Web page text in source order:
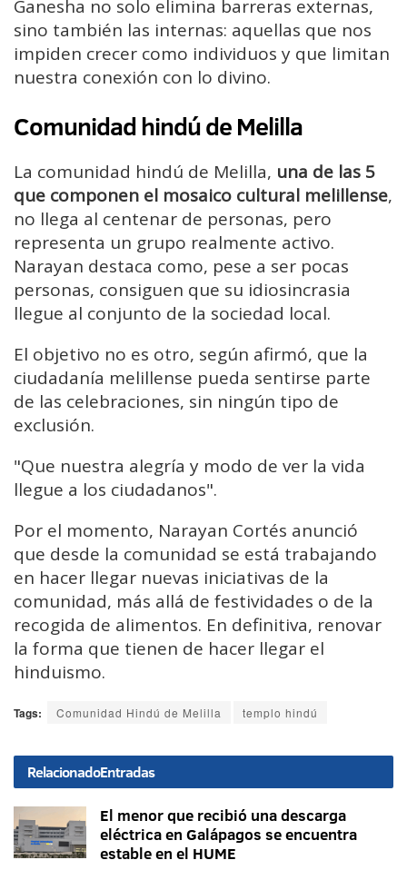
Ganesha no solo elimina barreras externas,
sino también las internas: aquellas que nos
impiden crecer como individuos y que limitan
nuestra conexión con lo divino.
Comunidad hindú de Melilla
La comunidad hindú de Melilla, una de las 5
que componen el mosaico cultural melillense,
no llega al centenar de personas, pero
representa un grupo realmente activo.
Narayan destaca como, pese a ser pocas
personas, consiguen que su idiosincrasia
llegue al conjunto de la sociedad local.
El objetivo no es otro, según afirmó, que la
ciudadanía melillense pueda sentirse parte
de las celebraciones, sin ningún tipo de
exclusión.
"Que nuestra alegría y modo de ver la vida
llegue a los ciudadanos".
Por el momento, Narayan Cortés anunció
que desde la comunidad se está trabajando
en hacer llegar nuevas iniciativas de la
comunidad, más allá de festividades o de la
recogida de alimentos. En definitiva, renovar
la forma que tienen de hacer llegar el
hinduismo.
Tags: Comunidad Hindú de Melilla templo hindú
RelacionadoEntradas
El menor que recibió una descarga
eléctrica en Galápagos se encuentra
estable en el HUME